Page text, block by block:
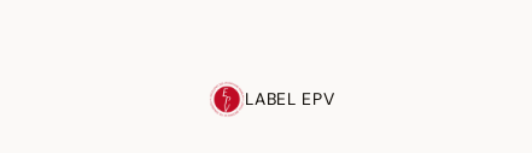
LABEL EPV